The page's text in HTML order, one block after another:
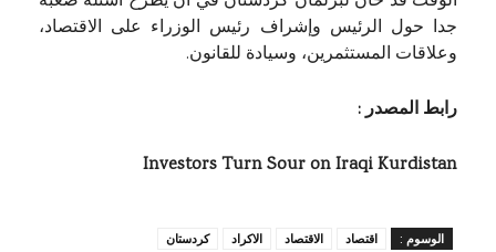
جدا حول الرئيس وإشراف رئيس الوزراء على الاقتصاد،
وعلاقات المستثمرين، وسيادة للقانون.
رابط المصدر :
Investors Turn Sour on Iraqi Kurdistan
الوسوم : اقتصاد الاقتصاد الاكراد كردستان